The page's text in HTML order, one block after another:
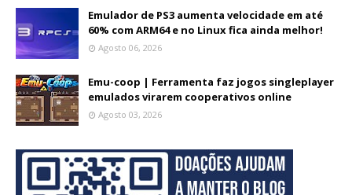
Emulador de PS3 aumenta velocidade em até
60% com ARM64 e no Linux fica ainda melhor!
Agosto 06, 2026
Emu-coop | Ferramenta faz jogos singleplayer
emulados virarem cooperativos online
Agosto 03, 2026